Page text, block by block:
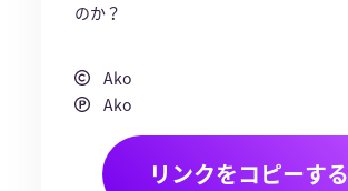
のか？
Ako
Ako
リンクをコピーする